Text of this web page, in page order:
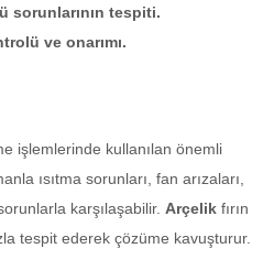
sorunlarının tespiti.
ve onarımı.
işlemlerinde kullanılan önemli
ısıtma sorunları, fan arızaları,
karşılaşabilir. Arçelik fırın
tespit ederek çözüme kavuşturur.